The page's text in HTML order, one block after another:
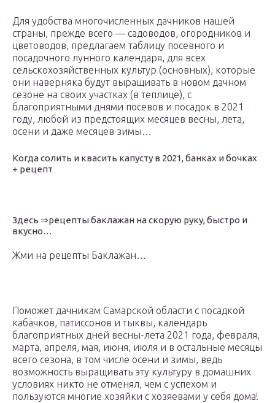
Для удобства многочисленных дачников нашей
страны, прежде всего — садоводов, огородников и
цветоводов, предлагаем таблицу посевного и
посадочного лунного календаря, для всех
сельскохозяйственных культур (основных), которые
они наверняка будут выращивать в новом дачном
сезоне на своих участках (в теплице), с
благоприятными днями посевов и посадок в 2021
году, любой из предстоящих месяцев весны, лета,
осени и даже месяцев зимы…
Когда солить и квасить капусту в 2021, банках и бочках
+ рецепт
Здесь ⇒рецепты баклажан на скорую руку, быстро и
вкусно…
Жми на рецепты Баклажан…
Поможет дачникам Самарской области с посадкой
кабачков, патиссонов и тыквы, календарь
благоприятных дней весны-лета 2021 года, февраля,
марта, апреля, мая, июня, июля и в остальные месяцы
всего сезона, в том числе осени и зимы, ведь
возможность выращивать эту культуру в домашних
условиях никто не отменял, чем с успехом и
пользуются многие хозяйки с хозяевами у себя дома!